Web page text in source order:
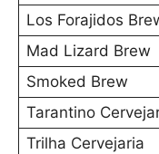
Los Forajidos
Mad Lizard Brew
Smoked Brew
Tarantino
Trilha Cervejaria